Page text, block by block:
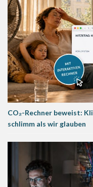
CO₂-Rechner beweist:
schlimm als wir glauben